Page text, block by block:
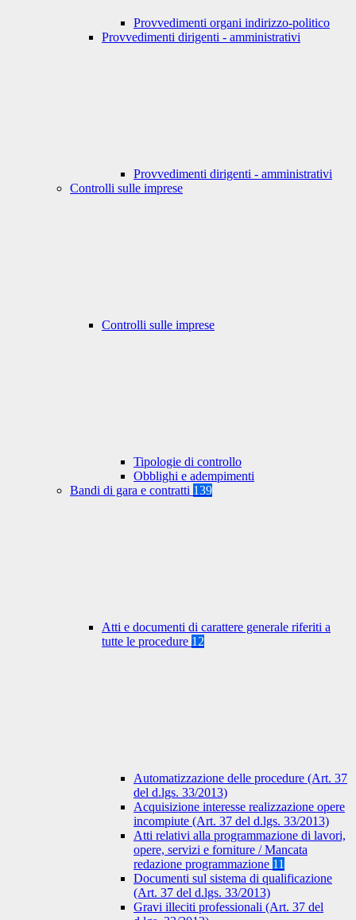
Provvedimenti organi indirizzo-politico
Provvedimenti dirigenti - amministrativi
Provvedimenti dirigenti - amministrativi
Controlli sulle imprese
Controlli sulle imprese
Tipologie di controllo
Obblighi e adempimenti
Bandi di gara e contratti 139
Atti e documenti di carattere generale riferiti a
tutte le procedure 12
Automatizzazione delle procedure (Art. 37
del d.lgs. 33/2013)
Acquisizione interesse realizzazione opere
incompiute (Art. 37 del d.lgs. 33/2013)
Atti relativi alla programmazione di lavori,
opere, servizi e forniture / Mancata
redazione programmazione 11
Documenti sul sistema di qualificazione
(Art. 37 del d.lgs. 33/2013)
Gravi illeciti professionali (Art. 37 del